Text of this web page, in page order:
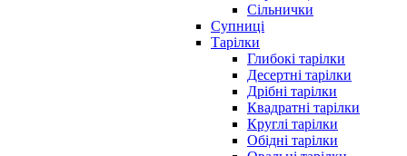
Сільнички
Супниці
Тарілки
Глибокі тарілки
Десертні тарілки
Дрібні тарілки
Квадратні тарілки
Круглі тарілки
Обідні тарілки